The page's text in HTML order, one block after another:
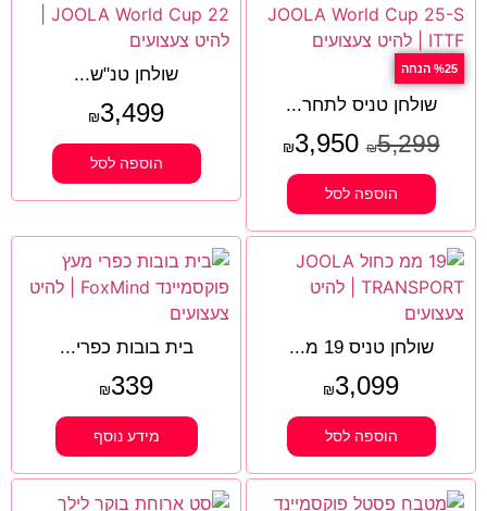
%25 הנחה
שולחן טניס לתחר...
₪5,299
₪3,950
הוספה לסל
שולחן טנ"ש...
₪3,499
הוספה לסל
שולחן טניס 19 מ...
₪3,099
הוספה לסל
בית בובות כפרי...
₪339
מידע נוסף